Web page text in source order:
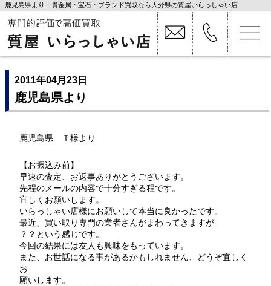
鹿児島県より：貴金属・宝石・ブランド買取なら大分県の質屋いらっしゃい店
2011年04月23日
鹿児島県より
鹿児島県 Ｔ様より
【お振込み前】
早速の査定、お返事ありがとうございます。
先程のメールの内容で十分すぎる程です。
宜しくお願いします。
いらっしゃい店様にお願いして本当に良かったです。
最近、買い取り専門の業者さんがまわってきますが
？？という感じです。
今回の結果には友人も興味をもっています。
また、お世話になる事があるかもしれません、どうぞ宜しく
お
願いします。